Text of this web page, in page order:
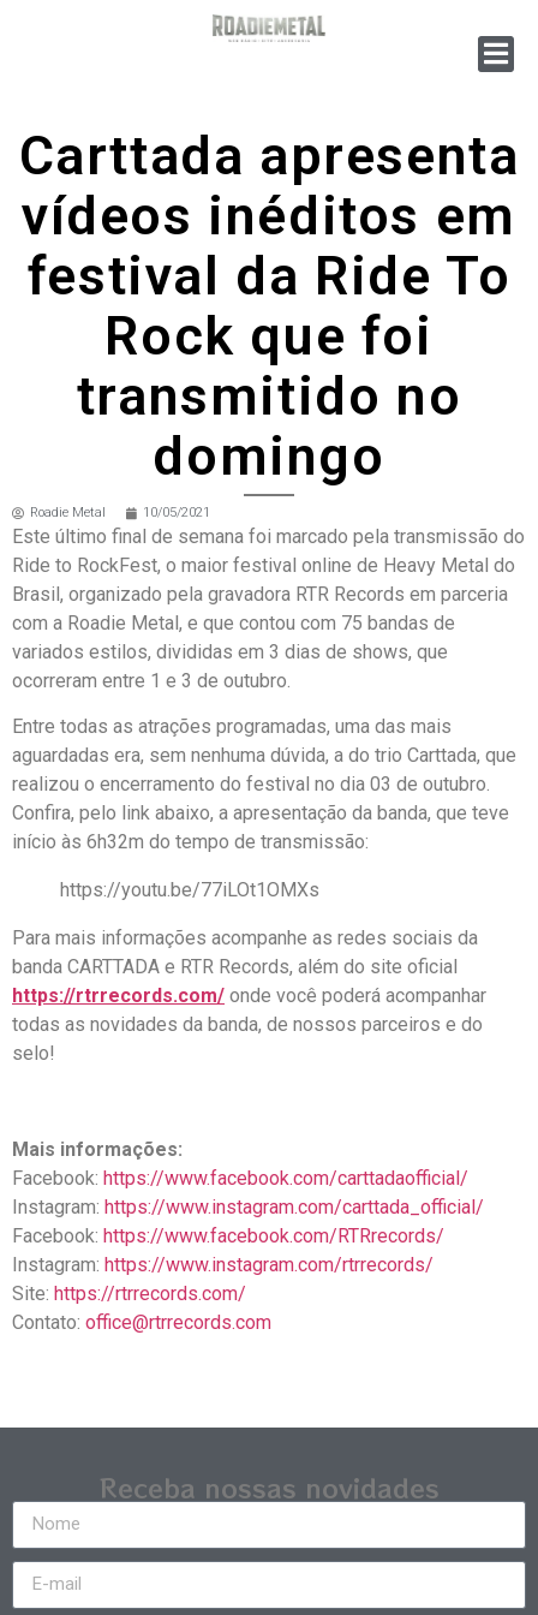
Carttada apresenta
vídeos inéditos em
festival da Ride To
Rock que foi
transmitido no
domingo
Roadie Metal 10/05/2021
Este último final de semana foi marcado pela transmissão do
Ride to RockFest, o maior festival online de Heavy Metal do
Brasil, organizado pela gravadora RTR Records em parceria
com a Roadie Metal, e que contou com 75 bandas de
variados estilos, divididas em 3 dias de shows, que
ocorreram entre 1 e 3 de outubro.
Entre todas as atrações programadas, uma das mais
aguardadas era, sem nenhuma dúvida, a do trio Carttada, que
realizou o encerramento do festival no dia 03 de outubro.
Confira, pelo link abaixo, a apresentação da banda, que teve
início às 6h32m do tempo de transmissão:
https://youtu.be/77iLOt1OMXs
Para mais informações acompanhe as redes sociais da
banda CARTTADA e RTR Records, além do site oficial
https://rtrrecords.com/ onde você poderá acompanhar
todas as novidades da banda, de nossos parceiros e do
selo!
Mais informações:
Facebook: https://www.facebook.com/carttadaofficial/
Instagram: https://www.instagram.com/carttada_official/
Facebook: https://www.facebook.com/RTRrecords/
Instagram: https://www.instagram.com/rtrrecords/
Site: https://rtrrecords.com/
Contato: office@rtrrecords.com
Receba nossas novidades